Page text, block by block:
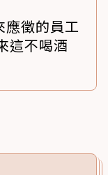
應徵的員工
這不喝酒